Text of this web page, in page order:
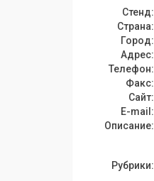
Стенд:
Страна:
Город:
Адрес:
Телефон:
Факс:
Сайт:
E-mail:
Описание:
Рубрики: